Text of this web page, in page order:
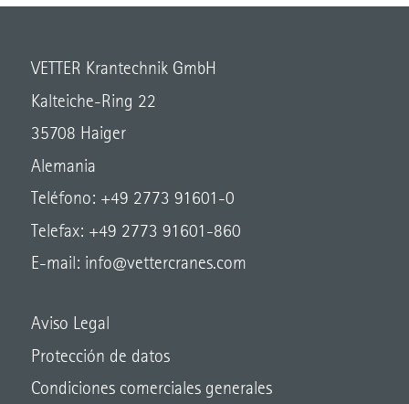
VETTER Krantechnik GmbH
Kalteiche-Ring 22
35708 Haiger
Alemania
Teléfono: +49 2773 91601-0
Telefax: +49 2773 91601-860
E-mail: info@vettercranes.com
Aviso Legal
Protección de datos
Condiciones comerciales generales